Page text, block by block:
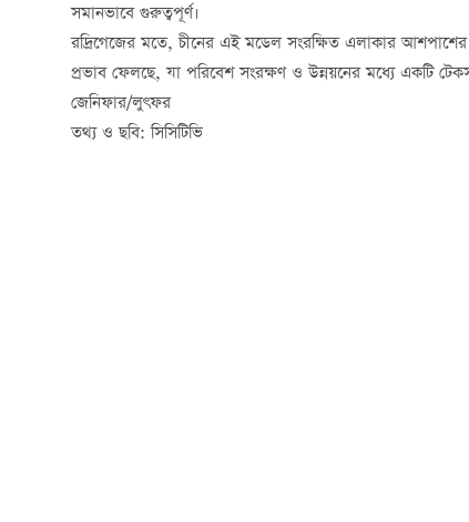
সমানভাবে গুরুত্বপূর্ণ।
রদ্রিগেজের মতে, চীনের এই মডেল সংরক্ষিত এলাকার আশপাশের
প্রভাব ফেলছে, যা পরিবেশ সংরক্ষণ ও উন্নয়নের মধ্যে একটি
জেনিফার/লুৎফর
তথ্য ও ছবি: সিসিটিভি